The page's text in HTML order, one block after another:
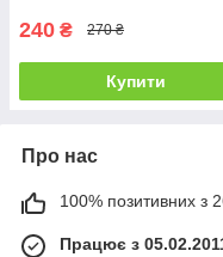
240 ₴ 270 ₴
Купити
Про нас
100% позитивних з
Працює з